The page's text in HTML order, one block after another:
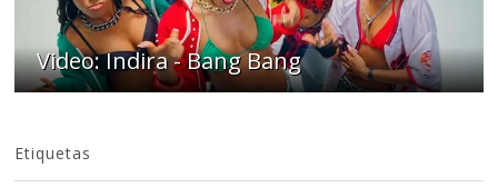
Video: Indira - Bang Bang
Etiquetas